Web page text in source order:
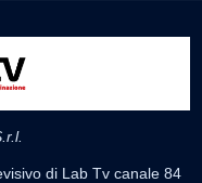
di Lab Tv canale 84